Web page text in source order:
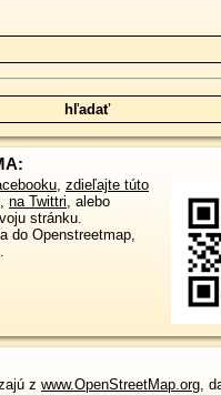
, zdieľajte túto
, na Twittri, alebo
stránku.
do Openstreetmap,
z www.OpenStreetMap.org,